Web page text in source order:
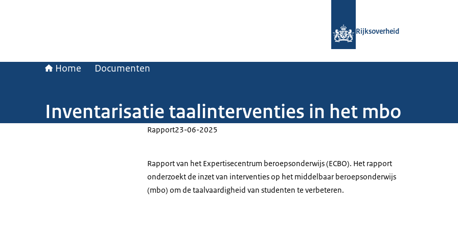
Rijksoverheid
Home Documenten
Inventarisatie taalinterventies in het mbo
Rapport23-06-2025
Rapport van het Expertisecentrum beroepsonderwijs (ECBO). Het rapport
onderzoekt de inzet van interventies op het middelbaar beroepsonderwijs
(mbo) om de taalvaardigheid van studenten te verbeteren.